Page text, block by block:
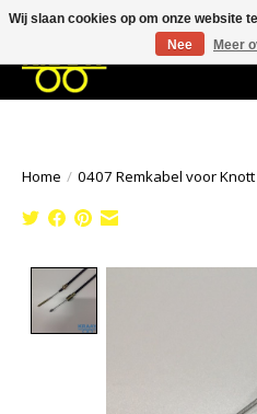
033- 2470 538 info@kraaybv.com
Home / 0407 Remkabel voor
Wij slaan cookies op om onze website
Nee
Meer